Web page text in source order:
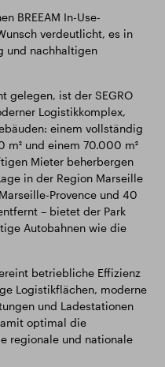
BREEAM In-Use-
verdeutlicht, es in
und nachhaltigen
gelegen, ist der SEGRO
Logistikkomplex,
einem vollständig
und einem 70.000 m²
Mieter beherbergen
in der Region Marseille
Provence und 40
– bietet der Park
Autobahnen wie die
betriebliche Effizienz
Logistikflächen, moderne
und Ladestationen
optimal die
regionale und nationale